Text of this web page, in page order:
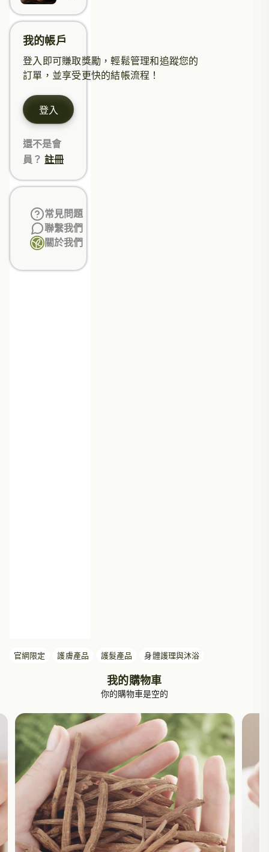
我的帳戶
登入即可賺取獎勵，輕鬆管理和追蹤您的
訂單，並享受更快的結帳流程！
登入
還不是會
員？ 註冊
常見問題
聯繫我們
關於我們
官網限定 護膚產品 護髮產品 身體護理與沐浴
我的購物車
你的購物車是空的